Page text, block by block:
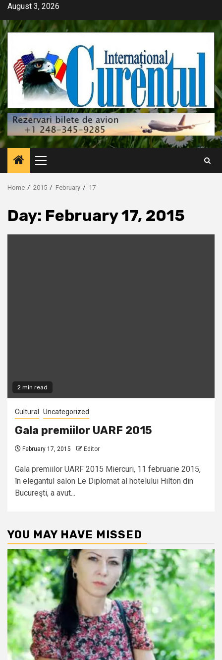
Skip
content
August 3, 2026
Primary
Menu
Home 2015 February 17
Day: February 17, 2015
2 min read
Cultural Uncategorized
Gala premiilor UARF 2015
February 17, 2015 Editor
Gala premiilor UARF 2015 Miercuri, 11 februarie 2015,
în elegantul salon Le Diplomat al hotelului Hilton din
Bucureşti, a avut...
YOU MAY HAVE MISSED